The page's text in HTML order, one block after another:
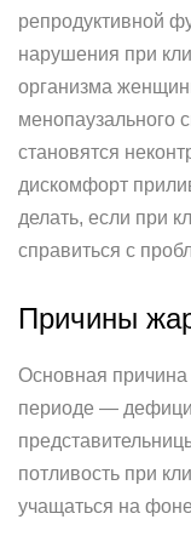
репродуктивной
нарушения при
организма
менопаузального
становятся
дискомфорт
делать, если при
справиться с
Причины
Основная причина
периоде —
потливость при
учащаться на